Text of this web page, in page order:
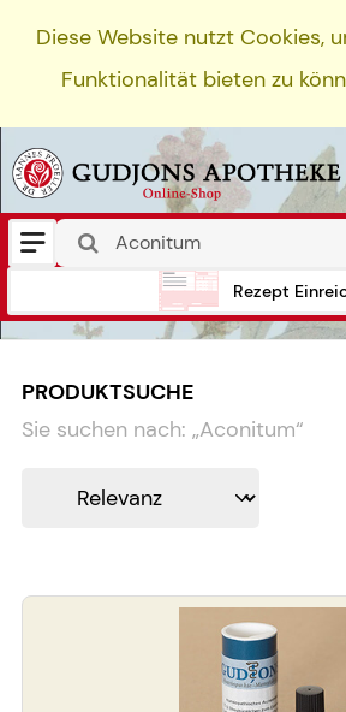
Diese Website nutzt Cookies,
Funktionalität bieten zu
Rezept
PRODUKTSUCHE
Sie suchen nach: „Aconitum“